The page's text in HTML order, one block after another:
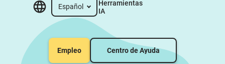
Español
Herramientas
IA
Empleo Centro de Ayuda